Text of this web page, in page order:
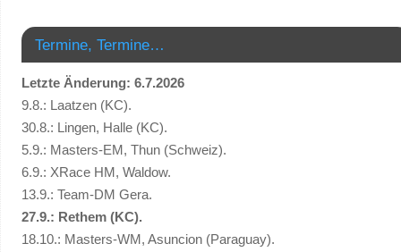
Termine, Termine…
Letzte Änderung: 6.7.2026
9.8.: Laatzen (KC).
30.8.: Lingen, Halle (KC).
5.9.: Masters-EM, Thun (Schweiz).
6.9.: XRace HM, Waldow.
13.9.: Team-DM Gera.
27.9.: Rethem (KC).
18.10.: Masters-WM, Asuncion (Paraguay).